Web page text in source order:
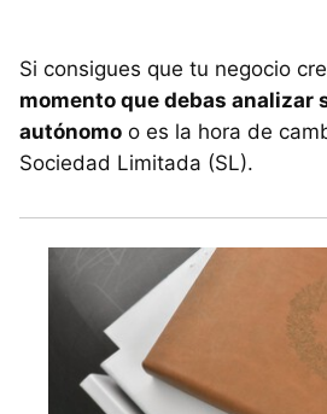
Si consigues que tu negocio
momento que debas analizar
autónomo o es la hora de
Sociedad Limitada (SL).